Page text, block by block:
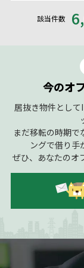
該当件数
今のオ
居抜き物件とし
まだ移転の時期で
ングで借り手
ぜひ、あなたのオ